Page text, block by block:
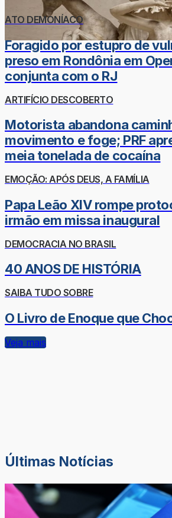
ATO DEMONÍACO
Foragido por estupro de
preso em Rondônia em
conjunta com o RJ
ARTIFÍCIO DESCOBERTO
Motorista abandona
movimento e foge; PRF
meia tonelada de cocaína
EMOÇÃO: APÓS DEUS, A FAMÍLIA
Papa Leão XIV rompe
irmão em missa inaugural
DEMOCRACIA NO BRASIL
40 ANOS DE HISTÓRIA
SAIBA TUDO SOBRE
O Livro de Enoque que
Veja mais
Últimas Notícias